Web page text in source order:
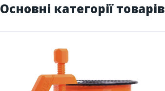
Основні категорії товарів